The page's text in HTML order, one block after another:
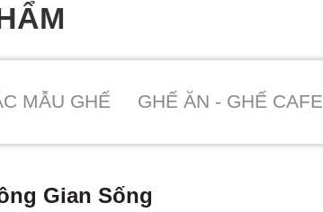
MẪU GHẾ GHẾ ĂN - GHẾ CAFE
Gian Sống